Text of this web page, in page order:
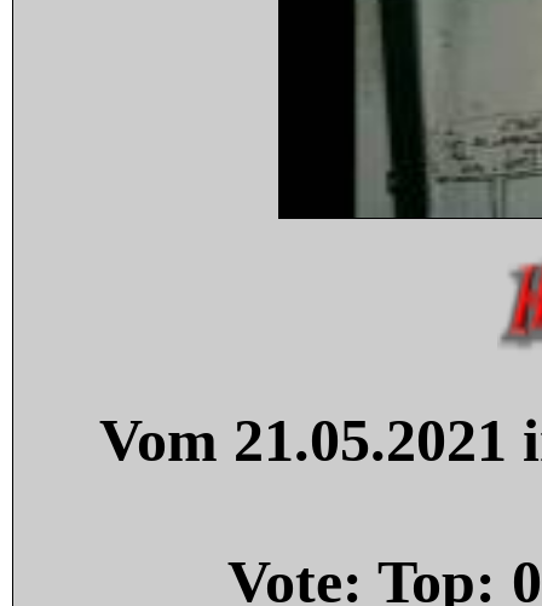
Vom
Vote: Top: 0